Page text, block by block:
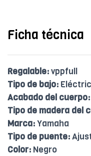
Ficha técnica
Regalable:vppfull
Tipo de bajo:
Acabado del cuerpo:
Tipo de madera del
Marca:Yamaha
Tipo de puente:
Color: Negro